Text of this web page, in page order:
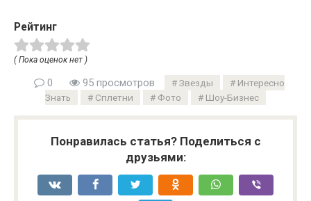
Рейтинг
( Пока оценок нет )
0 95 просмотров Звезды
Интересно
Знать
Сплетни Фото Шоу-Бизнес
Понравилась статья? Поделиться с
друзьями: